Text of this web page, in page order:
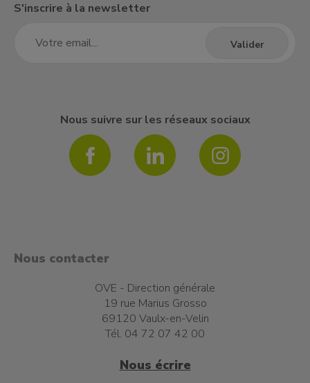
S'inscrire à la newsletter
Nous suivre sur les réseaux sociaux
Nous contacter
OVE - Direction générale
19 rue Marius Grosso
69120 Vaulx-en-Velin
Tél. 04 72 07 42 00
Nous écrire